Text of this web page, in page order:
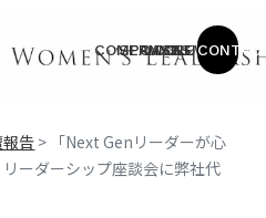
COMPANY
SERVICE
CASES
COLUMN
NEWS
告> 「Next Genリーダーが心
ーダーシップ座談会に弊社代